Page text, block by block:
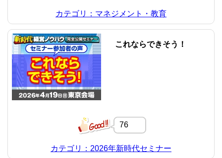
カテゴリ：マネジメント・教育
これならできそう！
76
カテゴリ：2026年新時代セミナー